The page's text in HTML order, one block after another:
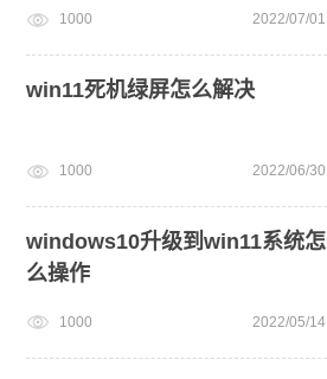
1000 2022/07/01
win11死机绿屏怎么解决
1000 2022/06/30
windows10升级到win11系统怎
么操作
1000 2022/05/14